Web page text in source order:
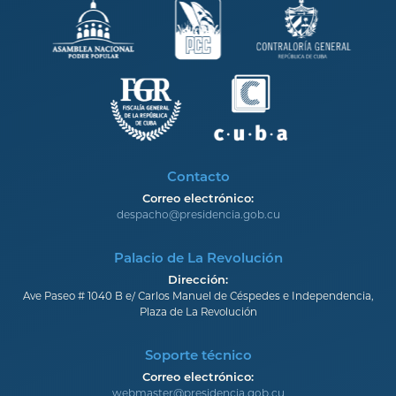
Contacto
Correo electrónico:
despacho@presidencia.gob.cu
Palacio de La Revolución
Dirección:
Ave Paseo # 1040 B e/ Carlos Manuel de Céspedes e Independencia,
Plaza de La Revolución
Soporte técnico
Correo electrónico:
webmaster@presidencia.gob.cu